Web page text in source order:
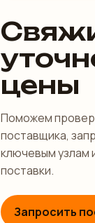
цены
Поможем
поставщика,
ключевым узлам
поставки.
Запросить